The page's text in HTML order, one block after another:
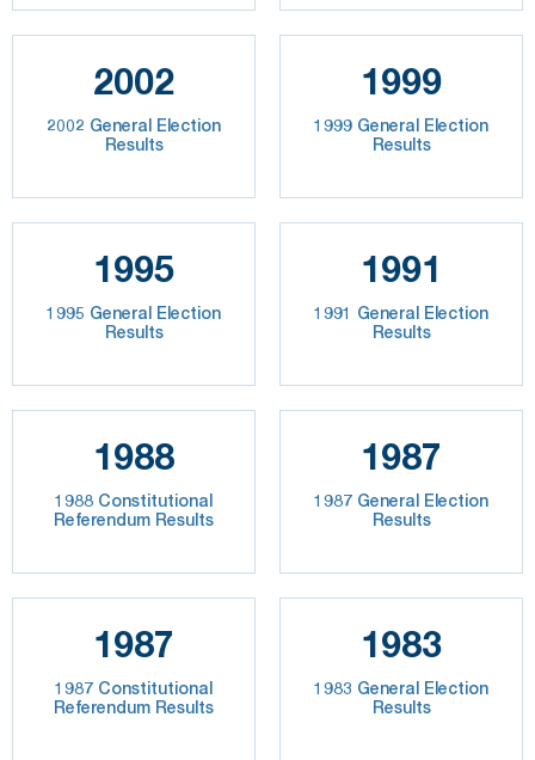
2002
2002 General Election
Results
1999
1999 General Election
Results
1995
1995 General Election
Results
1991
1991 General Election
Results
1988
1988 Constitutional
Referendum Results
1987
1987 General Election
Results
1987
1987 Constitutional
Referendum Results
1983
1983 General Election
Results